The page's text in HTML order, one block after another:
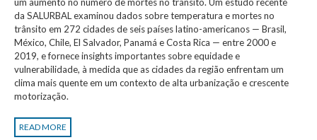
da SALURBAL examinou dados sobre temperatura e mortes no
trânsito em 272 cidades de seis países latino-americanos — Brasil,
México, Chile, El Salvador, Panamá e Costa Rica — entre 2000 e
2019, e fornece insights importantes sobre equidade e
vulnerabilidade, à medida que as cidades da região enfrentam um
clima mais quente em um contexto de alta urbanização e crescente
motorização.
READ MORE